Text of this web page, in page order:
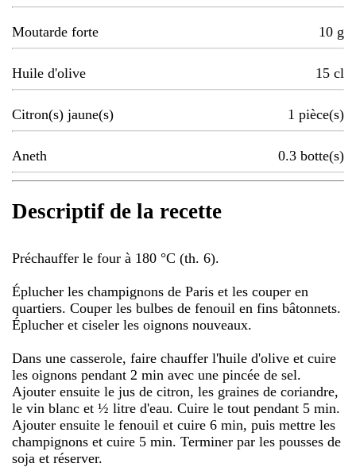
Moutarde forte 10 g
Huile d'olive 15 cl
Citron(s) jaune(s) 1 pièce(s)
Aneth 0.3 botte(s)
Descriptif de la recette
Préchauffer le four à 180 °C (th. 6).
Éplucher les champignons de Paris et les couper en
quartiers. Couper les bulbes de fenouil en fins bâtonnets.
Éplucher et ciseler les oignons nouveaux.
Dans une casserole, faire chauffer l'huile d'olive et cuire
les oignons pendant 2 min avec une pincée de sel.
Ajouter ensuite le jus de citron, les graines de coriandre,
le vin blanc et ½ litre d'eau. Cuire le tout pendant 5 min.
Ajouter ensuite le fenouil et cuire 6 min, puis mettre les
champignons et cuire 5 min. Terminer par les pousses de
soja et réserver.